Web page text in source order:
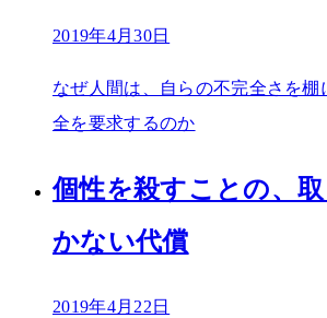
2019年4月30日
なぜ人間は、自らの不完全さを棚
全を要求するのか
個性を殺すことの、
かない代償
2019年4月22日